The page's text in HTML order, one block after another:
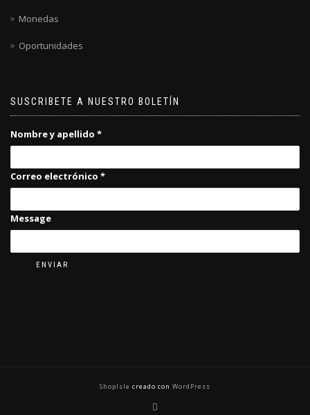
Monedas
Oportunidades
SUSCRIBETE A NUESTRO BOLETÍN
Nombre y apellido *
Correo electrónico *
Message
ENVIAR
ShopIsle creado con WordPress